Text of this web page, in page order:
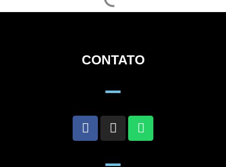
CONTATO